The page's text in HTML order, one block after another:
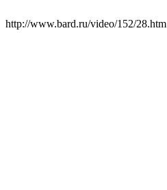
http://www.bard.ru/video/152/28.htm